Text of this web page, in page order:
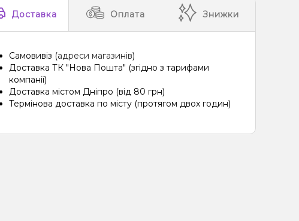
Апельсин, Вишня/Черешня, Полуниця, Лимонад
Лимонад, Огірок
Ожина, Желейки
Ваніль, Кола
Слива, Чай
Кориця, Пиріг/Кондитерка
Банан, Горіх, Пиріг/Кондитерка
М'ята, Ягоди
Цитруси
Вишня/Черешня, Полуниця, Малина
Доставка Оплата Знижки
Самовивіз (адреси магазинів)
Доставка ТК "Нова Пошта" (згідно з тарифами
компанії)
Доставка містом Дніпро (від 80 грн)
Термінова доставка по місту (протягом двох годин)